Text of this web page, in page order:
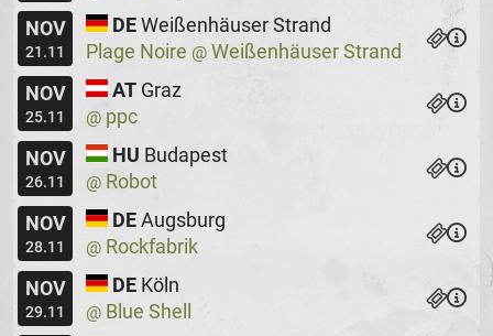
NOV
21.11
DE Weißenhäuser Strand
Plage Noire @ Weißenhäuser Strand
NOV
25.11
AT Graz
@ ppc
NOV
26.11
HU Budapest
@ Robot
NOV
28.11
DE Augsburg
@ Rockfabrik
NOV
29.11
DE Köln
@ Blue Shell